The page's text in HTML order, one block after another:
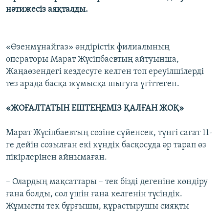
нәтижесіз аяқталды.
«Өзенмұнайгаз» өндірістік филиалының
операторы Марат Жүсіпбаевтың айтуынша,
Жаңаөзендегі кездесуге келген топ ереуілшілерді
тез арада басқа жұмысқа шығуға үгіттеген.
«ЖОҒАЛТАТЫН ЕШТЕҢЕМІЗ ҚАЛҒАН ЖОҚ»
Марат Жүсіпбаевтың сөзіне сүйенсек, түнгі сағат 11-
ге дейін созылған екі күндік басқосуда әр тарап өз
пікірлерінен айнымаған.
– Олардың мақсаттары – тек бізді дегеніне көндіру
ғана болды, сол үшін ғана келгенін түсіндік.
Жұмысты тек бұрғышы, құрастырушы сияқты